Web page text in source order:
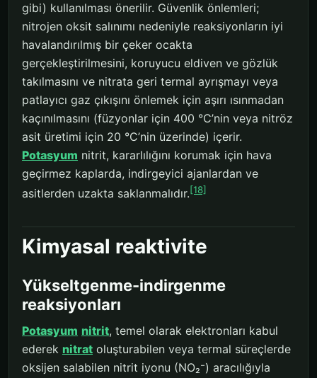
gibi) kullanılması önerilir. Güvenlik önlemleri;
nitrojen oksit salınımı nedeniyle reaksiyonların iyi
havalandırılmış bir çeker ocakta
gerçekleştirilmesini, koruyucu eldiven ve gözlük
takılmasını ve nitrata geri termal ayrışmayı veya
patlayıcı gaz çıkışını önlemek için aşırı ısınmadan
kaçınılmasını (füzyonlar için 400 °C’nin veya nitröz
asit üretimi için 20 °C’nin üzerinde) içerir.
Potasyum nitrit, kararlılığını korumak için hava
geçirmez kaplarda, indirgeyici ajanlardan ve
asitlerden uzakta saklanmalıdır.[18]
Kimyasal reaktivite
Yükseltgenme-indirgenme
reaksiyonları
Potasyum nitrit, temel olarak elektronları kabul
ederek nitrat oluşturabilen veya termal süreçlerde
oksijen salabilen nitrit iyonu (NO₂⁻) aracılığıyla